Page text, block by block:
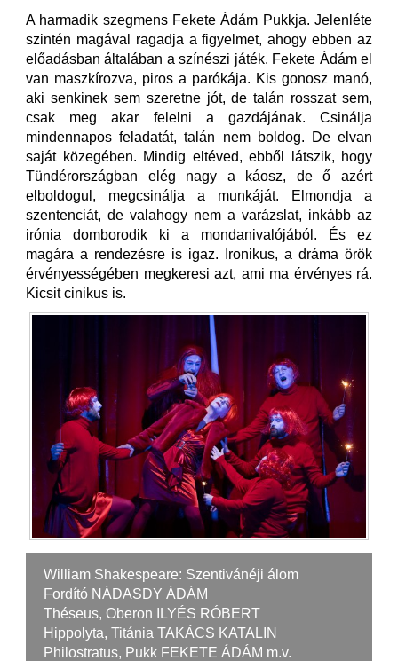
A harmadik szegmens Fekete Ádám Pukkja. Jelenléte
szintén magával ragadja a figyelmet, ahogy ebben az
előadásban általában a színészi játék. Fekete Ádám el
van maszkírozva, piros a parókája. Kis gonosz manó,
aki senkinek sem szeretne jót, de talán rosszat sem,
csak meg akar felelni a gazdájának. Csinálja
mindennapos feladatát, talán nem boldog. De elvan
saját közegében. Mindig eltéved, ebből látszik, hogy
Tündérországban elég nagy a káosz, de ő azért
elboldogul, megcsinálja a munkáját. Elmondja a
szentenciát, de valahogy nem a varázslat, inkább az
irónia domborodik ki a mondanivalójából. És ez
magára a rendezésre is igaz. Ironikus, a dráma örök
érvényességében megkeresi azt, ami ma érvényes rá.
Kicsit cinikus is.
William Shakespeare: Szentivánéji álom
Fordító NÁDASDY ÁDÁM
Théseus, Oberon ILYÉS RÓBERT
Hippolyta, Titánia TAKÁCS KATALIN
Philostratus, Pukk FEKETE ÁDÁM m.v.